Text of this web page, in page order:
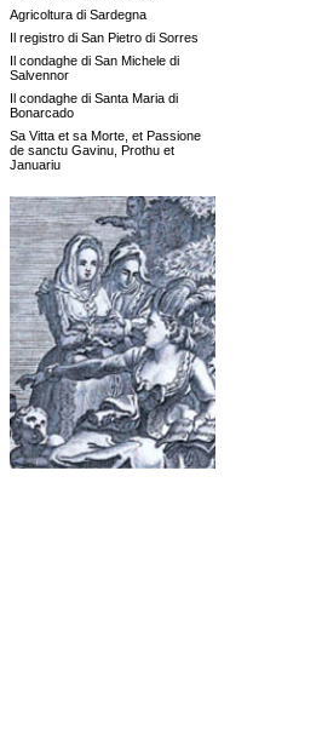
Agricoltura di Sardegna
Il registro di San Pietro di Sorres
Il condaghe di San Michele di
Salvennor
Il condaghe di Santa Maria di
Bonarcado
Sa Vitta et sa Morte, et Passione
de sanctu Gavinu, Prothu et
Januariu